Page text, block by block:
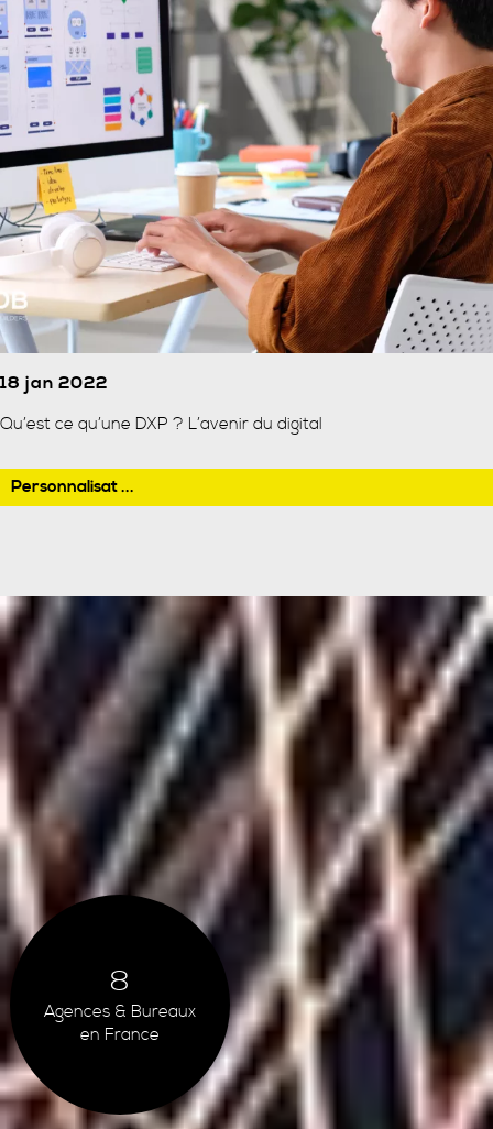
18 jan 2022
Qu’est ce qu’une DXP ? L’avenir du digital
Personnalisat ...
8
Agences & Bureaux
en France